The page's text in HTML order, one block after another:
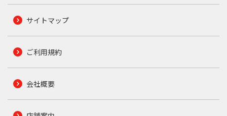
サイトマップ
ご利用規約
会社概要